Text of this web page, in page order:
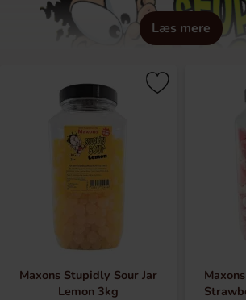
Læs mere
Maxons Stupidly Sour Jar
Lemon 3kg